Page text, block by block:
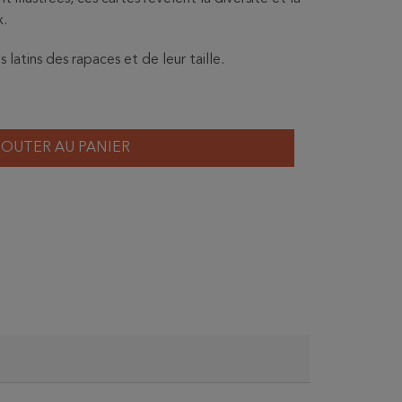
latins des rapaces et de leur taille.
AU PANIER